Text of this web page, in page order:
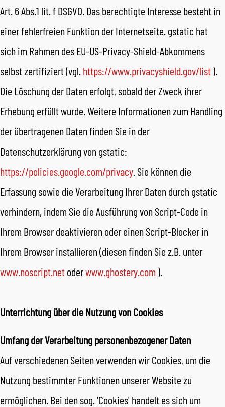
Art. 6 Abs.1 lit. f DSGVO. Das berechtigte Interesse besteht in
einer fehlerfreien Funktion der Internetseite. gstatic hat
sich im Rahmen des EU-US-Privacy-Shield-Abkommens
selbst zertifiziert (vgl. https://www.privacyshield.gov/list).
Die Löschung der Daten erfolgt, sobald der Zweck ihrer
Erhebung erfüllt wurde. Weitere Informationen zum Handling
der übertragenen Daten finden Sie in der
Datenschutzerklärung von gstatic:
https://policies.google.com/privacy . Sie können die
Erfassung sowie die Verarbeitung Ihrer Daten durch gstatic
verhindern, indem Sie die Ausführung von Script-Code in
Ihrem Browser deaktivieren oder einen Script-Blocker in
Ihrem Browser installieren (diesen finden Sie z.B. unter
www.noscript.netoderwww.ghostery.com ).
Unterrichtung über die Nutzung von Cookies
Umfang der Verarbeitung personenbezogener Daten
Auf verschiedenen Seiten verwenden wir Cookies, um die
Nutzung bestimmter Funktionen unserer Website zu
ermöglichen. Bei den sog. 'Cookies' handelt es sich um